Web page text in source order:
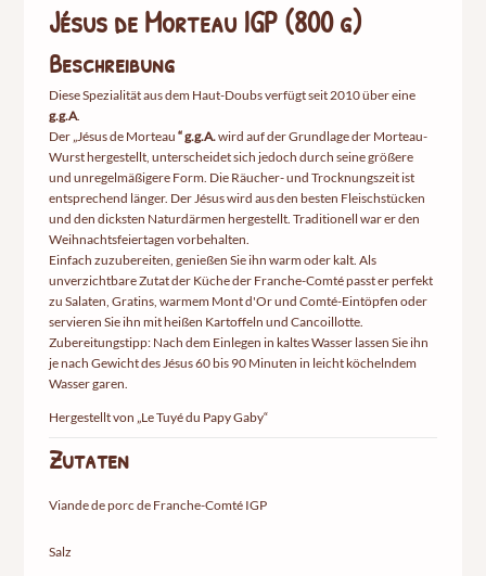
Jésus de Morteau IGP (800 g)
Beschreibung
Diese Spezialität aus dem Haut-Doubs verfügt seit 2010 über eine
g.g.A.
Der „Jésus de Morteau “ g.g.A.wird auf der Grundlage der Morteau-
Wurst hergestellt, unterscheidet sich jedoch durch seine größere
und unregelmäßigere Form. Die Räucher- und Trocknungszeit ist
entsprechend länger. Der Jésus wird aus den besten Fleischstücken
und den dicksten Naturdärmen hergestellt. Traditionell war er den
Weihnachtsfeiertagen vorbehalten.
Einfach zuzubereiten, genießen Sie ihn warm oder kalt. Als
unverzichtbare Zutat der Küche der Franche-Comté passt er perfekt
zu Salaten, Gratins, warmem Mont d'Or und Comté-Eintöpfen oder
servieren Sie ihn mit heißen Kartoffeln und Cancoillotte.
Zubereitungstipp: Nach dem Einlegen in kaltes Wasser lassen Sie ihn
je nach Gewicht des Jésus 60 bis 90 Minuten in leicht köchelndem
Wasser garen.
Hergestellt von „Le Tuyé du Papy Gaby“
Zutaten
Viande de porc de Franche-Comté IGP
Salz